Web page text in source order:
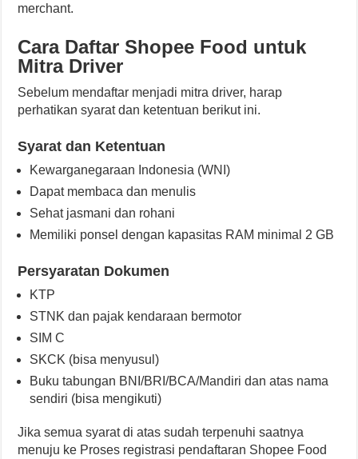
merchant.
Cara Daftar Shopee Food untuk
Mitra Driver
Sebelum mendaftar menjadi mitra driver, harap
perhatikan syarat dan ketentuan berikut ini.
Syarat dan Ketentuan
Kewarganegaraan Indonesia (WNI)
Dapat membaca dan menulis
Sehat jasmani dan rohani
Memiliki ponsel dengan kapasitas RAM minimal 2 GB
Persyaratan Dokumen
KTP
STNK dan pajak kendaraan bermotor
SIM C
SKCK (bisa menyusul)
Buku tabungan BNI/BRI/BCA/Mandiri dan atas nama
sendiri (bisa mengikuti)
Jika semua syarat di atas sudah terpenuhi saatnya
menuju ke Proses registrasi pendaftaran Shopee Food